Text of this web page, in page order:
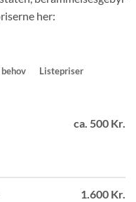
her:
Listepriser
ca. 500 Kr.
1.600 Kr.